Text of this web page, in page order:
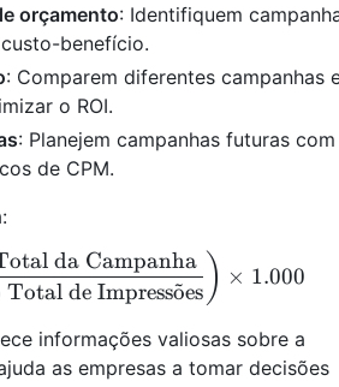
orçamento: Identifiquem
benefício.
: Comparem diferentes campanhas
o ROI.
: Planejem campanhas futuras com
de CPM.
CPM = \left(
Total de Impresso
˜es
da Campanha ) × 1.000
informações valiosas sobre a
as empresas a tomar decisões